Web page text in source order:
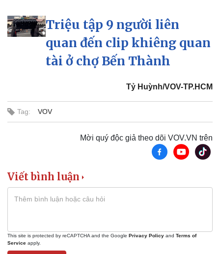
Thế giới thể thao
eSports
Hậu trường
Triệu tập 9 người liên
quan đến clip khiêng quan
tài ở chợ Bến Thành
Tỷ Huỳnh/VOV-TP.HCM
Tag: VOV
Mời quý độc giả theo dõi VOV.VN trên
Viết bình luận
This site is protected by reCAPTCHA and the Google Privacy Policy and Terms of
Service apply.